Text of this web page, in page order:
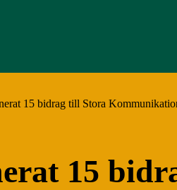
15 bidrag till Stora
15